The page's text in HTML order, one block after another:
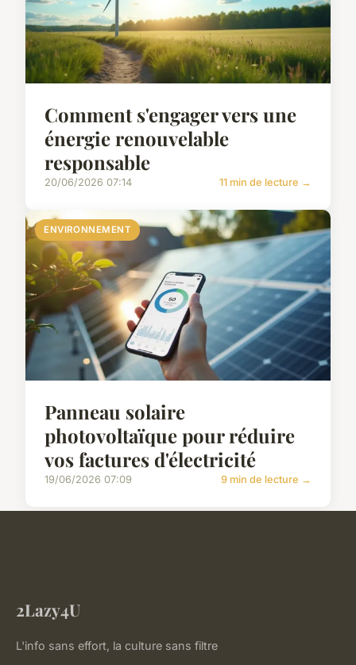
Comment s'engager vers une
énergie renouvelable
responsable
20/06/2026 07:14 11 min de lecture →
ENVIRONNEMENT
Panneau solaire
photovoltaïque pour réduire
vos factures d'électricité
19/06/2026 07:09 9 min de lecture →
2Lazy4U
L'info sans effort, la culture sans filtre